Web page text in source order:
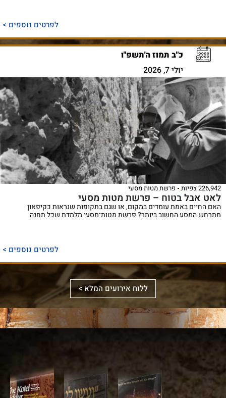
לפרטים נוספים >
כ"ב תמוז ה'תשפ"ו
יולי 7, 2026
226,942 צפיות פרשת מטות מסעי
לאט אבל בטוח – פרשת מטות מסעי
האם החיים באמת עומדים במקום, או שגם בתקופות שנראות כקיפאון
מתרחש המסע החשוב ביותר? פרשת מטות־מסעי מלמדת שכל תחנה
לפרטים נוספים >
ללוח אירועים המלא >
לראשונה,
הדינים
והמנהגים
המערבי
באמצעות
תמונות
מרהיב
ספר
אלבומי
מפואר
המשחזר
את
על
לערב